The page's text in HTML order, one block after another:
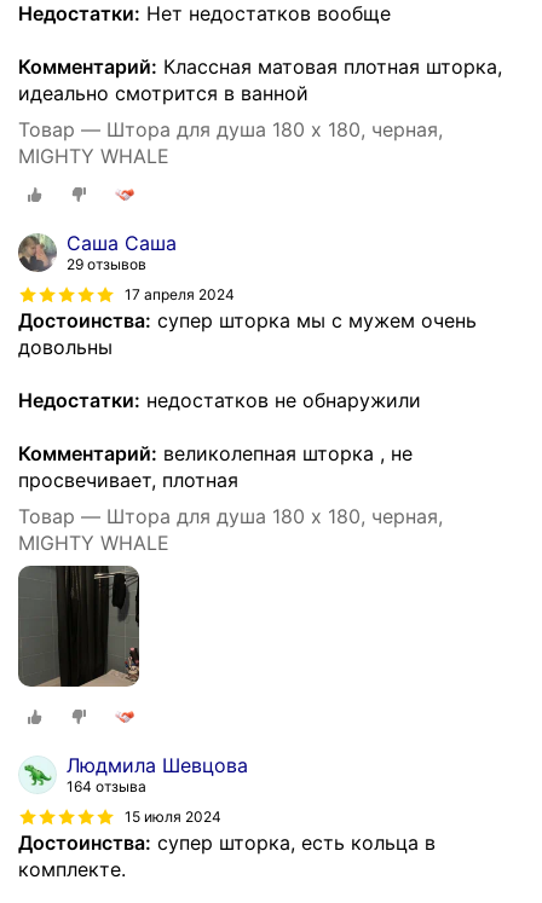
Недостатки: Нет недостатков вообще
Комментарий: Классная матовая плотная шторка,
идеально смотрится в ванной
Товар — Штора для душа 180 x 180, черная,
MIGHTY WHALE
Саша Саша
29 отзывов
17 апреля 2024
Достоинства: супер шторка мы с мужем очень
довольны
Недостатки: недостатков не обнаружили
Комментарий: великолепная шторка , не
просвечивает, плотная
Товар — Штора для душа 180 x 180, черная,
MIGHTY WHALE
Людмила Шевцова
164 отзыва
15 июля 2024
Достоинства: супер шторка, есть кольца в
комплекте.